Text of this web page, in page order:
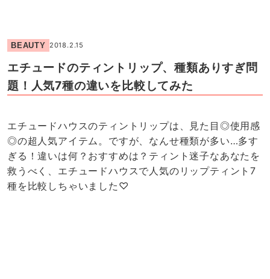
BEAUTY 2018.2.15
エチュードのティントリップ、種類ありすぎ問
題！人気7種の違いを比較してみた
エチュードハウスのティントリップは、見た目◎使用感
◎の超人気アイテム。ですが、なんせ種類が多い…多す
ぎる！違いは何？おすすめは？ティント迷子なあなたを
救うべく、エチュードハウスで人気のリップティント7
種を比較しちゃいました♡